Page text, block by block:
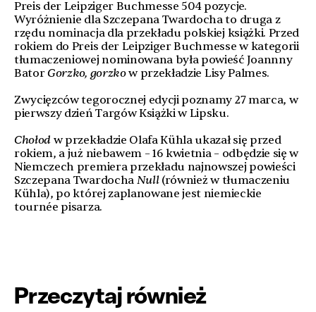
Preis der Leipziger Buchmesse 504 pozycje.
Wyróżnienie dla Szczepana Twardocha to druga z
rzędu nominacja dla przekładu polskiej książki. Przed
rokiem do Preis der Leipziger Buchmesse w kategorii
tłumaczeniowej nominowana była powieść Joannny
BatorGorzko, gorzkow przekładzie Lisy Palmes.
Zwycięzców tegorocznej edycji poznamy 27 marca, w
pierwszy dzień Targów Książki w Lipsku.
Chołod w przekładzie Olafa Kühla ukazał się przed
rokiem, a już niebawem – 16 kwietnia – odbędzie się w
Niemczech premiera przekładu najnowszej powieści
Szczepana Twardocha Null(również w tłumaczeniu
Kühla), po której zaplanowane jest niemieckie
tournée pisarza.
Przeczytaj również